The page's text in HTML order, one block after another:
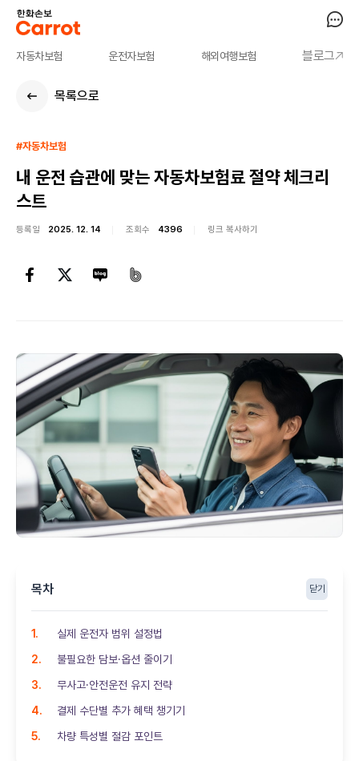
자동차보험 운전자보험 해외여행보험 블로그
목록으로
#자동차보험
내 운전 습관에 맞는 자동차보험료 절약 체크리
스트
등록일 2025. 12. 14 조회수 4396 링크 복사하기
목차 닫기
실제 운전자 범위 설정법
불필요한 담보·옵션 줄이기
무사고·안전운전 유지 전략
결제 수단별 추가 혜택 챙기기
차량 특성별 절감 포인트